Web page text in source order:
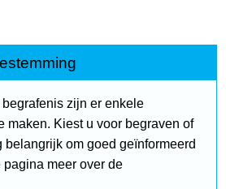
zijn er enkele
maken. Kiest u voor begraven of
belangrijk om goed geïnformeerd
meer over de